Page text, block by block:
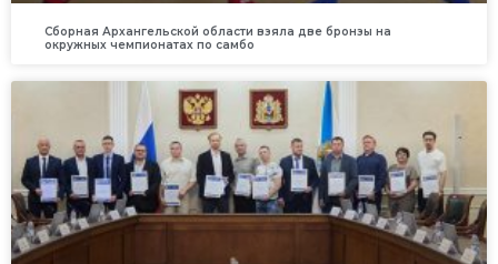
Сборная Архангельской области взяла две бронзы на
окружных чемпионатах по самбо